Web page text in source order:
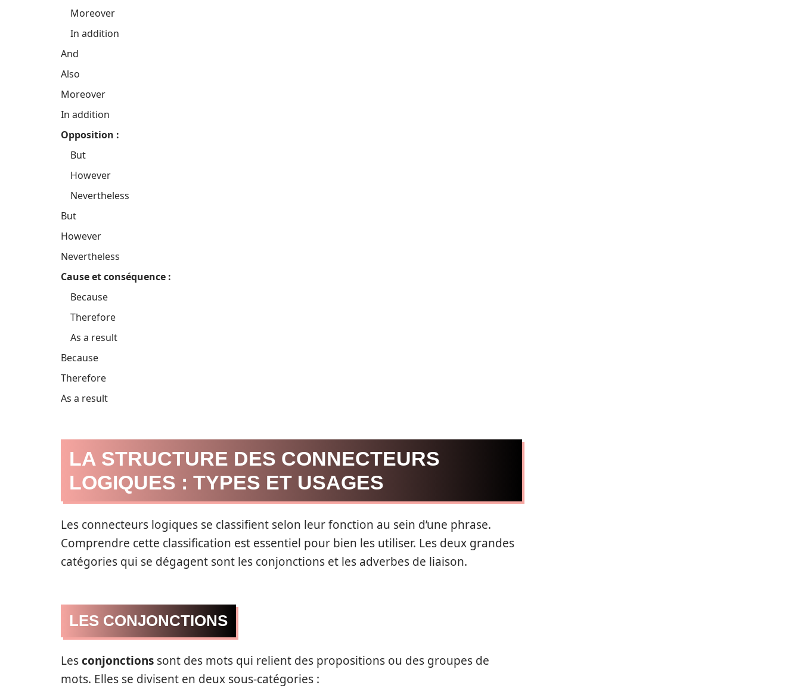
Moreover
In addition
And
Also
Moreover
In addition
Opposition :
But
However
Nevertheless
But
However
Nevertheless
Cause et conséquence :
Because
Therefore
As a result
Because
Therefore
As a result
LA STRUCTURE DES CONNECTEURS
LOGIQUES : TYPES ET USAGES
Les connecteurs logiques se classifient selon leur fonction au sein d’une phrase.
Comprendre cette classification est essentiel pour bien les utiliser. Les deux grandes
catégories qui se dégagent sont les conjonctions et les adverbes de liaison.
LES CONJONCTIONS
Lesconjonctions sont des mots qui relient des propositions ou des groupes de
mots. Elles se divisent en deux sous-catégories :